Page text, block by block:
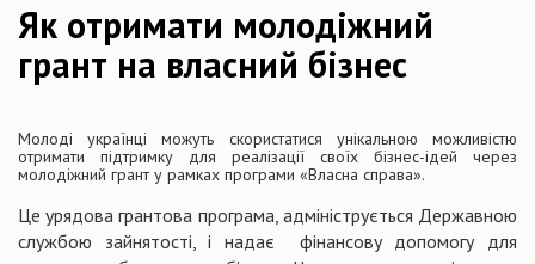
Як отримати молодіжний
грант на власний бізнес
Молоді українці можуть скористатися унікальною можливістю
отримати підтримку для реалізації своїх бізнес-ідей через
молодіжний грант у рамках програми «Власна справа».
Це урядова грантова програма, адмініструється Державною
службою зайнятості, і надає фінансову допомогу для